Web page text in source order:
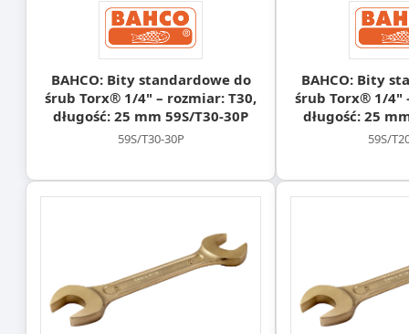
BAHCO: Bity standardowe do
śrub Torx® 1/4" – rozmiar: T30,
długość: 25 mm 59S/T30-30P
59S/T30-30P
BAHCO: Bity
śrub Torx® 1/4"
długość: 25
59S/